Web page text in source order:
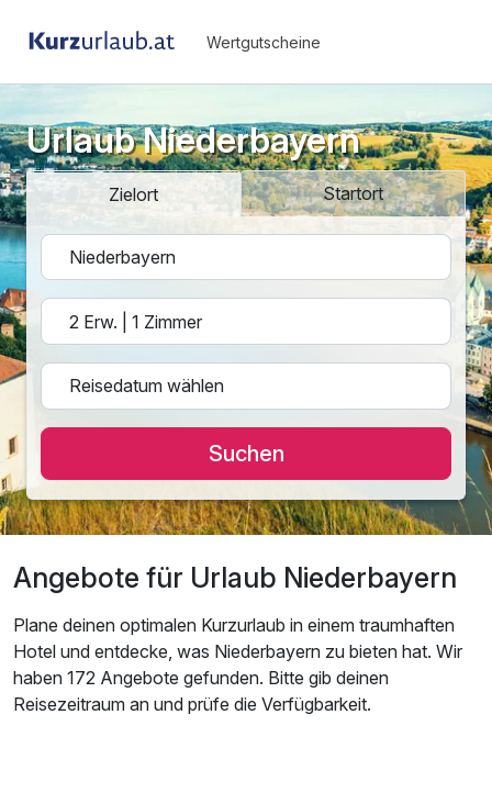
Wertgutscheine
Urlaub Niederbayern
Zielort Startort
Suchen
Angebote für Urlaub Niederbayern
Plane deinen optimalen Kurzurlaub in einem traumhaften
Hotel und entdecke, was Niederbayern zu bieten hat. Wir
haben 172 Angebote gefunden. Bitte gib deinen
Reisezeitraum an und prüfe die Verfügbarkeit.